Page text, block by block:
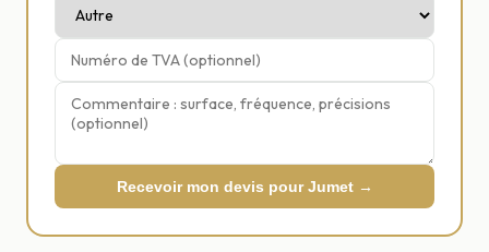
Recevoir mon devis pour Jumet →